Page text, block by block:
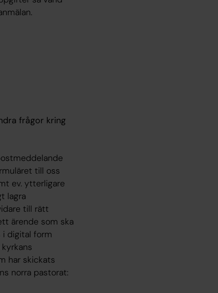
frågor kring
till oss
ev. ytterligare
lagra
till rätt
ärende som ska
i digital form
har skickats
norra pastorat: